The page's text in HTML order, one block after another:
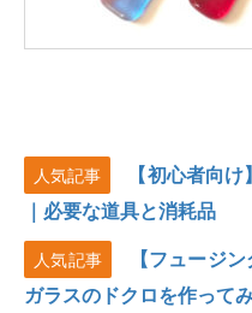
人気記事
【初心者向
｜必要な道具と消耗品
人気記事
【フュージ
ガラスのドクロを作って